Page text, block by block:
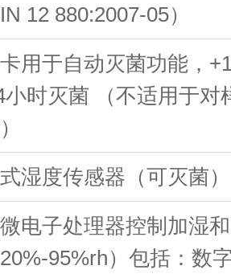
12 880:2007-05）
用于自动灭菌功能，
时灭菌 （不适用于对
湿度传感器（可灭菌）
电子处理器控制加湿
95%rh）包括：数